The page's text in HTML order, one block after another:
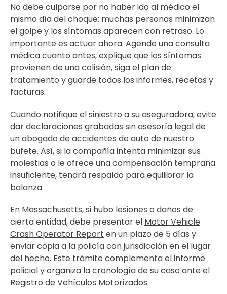
No debe culparse por no haber ido al médico el
mismo día del choque: muchas personas minimizan
el golpe y los síntomas aparecen con retraso. Lo
importante es actuar ahora. Agende una consulta
médica cuanto antes, explique que los síntomas
provienen de una colisión, siga el plan de
tratamiento y guarde todos los informes, recetas y
facturas.
Cuando notifique el siniestro a su aseguradora, evite
dar declaraciones grabadas sin asesoría legal de
unabogado de accidentes de auto de nuestro
bufete. Así, si la compañía intenta minimizar sus
molestias o le ofrece una compensación temprana
insuficiente, tendrá respaldo para equilibrar la
balanza.
En Massachusetts, si hubo lesiones o daños de
cierta entidad, debe presentar el Motor Vehicle
Crash Operator Report en un plazo de 5 días y
enviar copia a la policía con jurisdicción en el lugar
del hecho. Este trámite complementa el informe
policial y organiza la cronología de su caso ante el
Registro de Vehículos Motorizados.